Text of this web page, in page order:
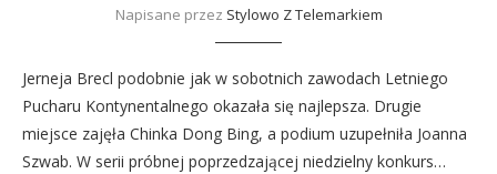
Napisane przez Stylowo Z Telemarkiem
Jerneja Brecl podobnie jak w sobotnich zawodach Letniego
Pucharu Kontynentalnego okazała się najlepsza. Drugie
miejsce zajęła Chinka Dong Bing, a podium uzupełniła Joanna
Szwab. W serii próbnej poprzedzającej niedzielny konkurs…